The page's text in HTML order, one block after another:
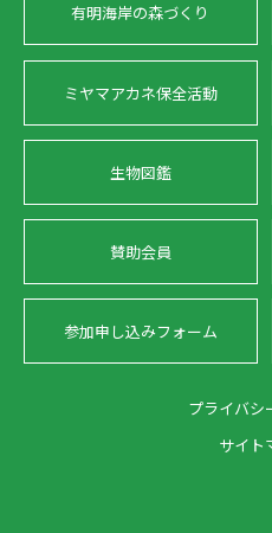
有明海岸の森づくり
ミヤマアカネ保全活動
生物図鑑
賛助会員
参加申し込みフォーム
プライバシ
サイト